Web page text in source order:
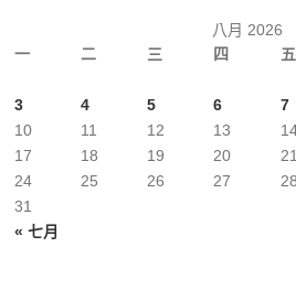
八月 2026
一
二 三 四 五
« 七月
3
4 5 6 7
10
11 12 13
17
18 19 20 21
24
25 26 27 28
31